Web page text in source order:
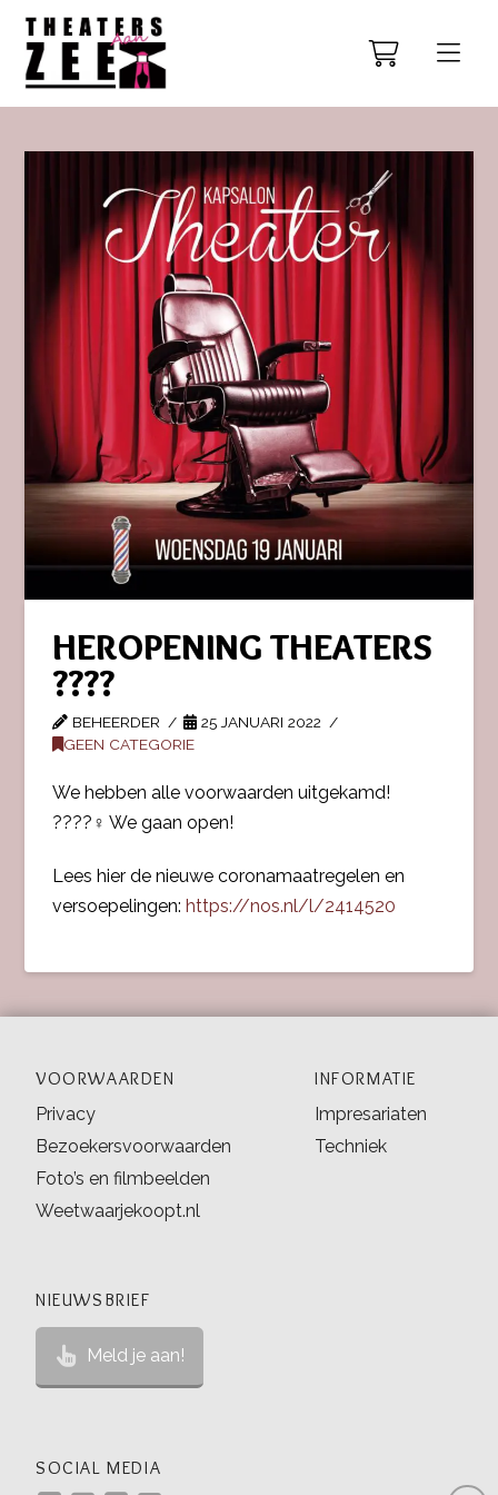
HEROPENING THEATERS
????
BEHEERDER
25 JANUARI 2022
GEEN CATEGORIE
We hebben alle voorwaarden uitgekamd!
????‍♀️ We gaan open!
Lees hier de nieuwe coronamaatregelen en
versoepelingen: https://nos.nl/l/2414520
VOORWAARDEN
Privacy
Bezoekersvoorwaarden
Foto’s en filmbeelden
Weetwaarjekoopt.nl
INFORMATIE
Impresariaten
Techniek
NIEUWSBRIEF
Meld je aan!
SOCIAL MEDIA